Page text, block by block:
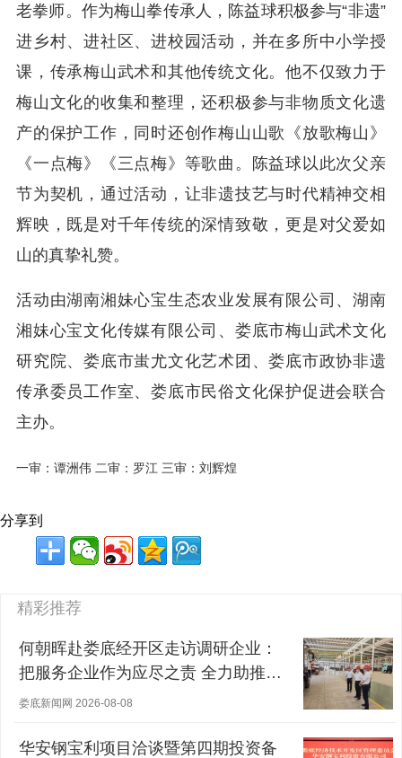
老拳师。作为梅山拳传承人，陈益球积极参与“非遗”
进乡村、进社区、进校园活动，并在多所中小学授
课，传承梅山武术和其他传统文化。他不仅致力于
梅山文化的收集和整理，还积极参与非物质文化遗
产的保护工作，同时还创作梅山山歌《放歌梅山》
《一点梅》《三点梅》等歌曲。陈益球以此次父亲
节为契机，通过活动，让非遗技艺与时代精神交相
辉映，既是对千年传统的深情致敬，更是对父爱如
山的真挚礼赞。
活动由湖南湘妹心宝生态农业发展有限公司、湖南
湘妹心宝文化传媒有限公司、娄底市梅山武术文化
研究院、娄底市蚩尤文化艺术团、娄底市政协非遗
传承委员工作室、娄底市民俗文化保护促进会联合
主办。
一审：谭洲伟 二审：罗江 三审：刘辉煌
分享到
精彩推荐
何朝晖赴娄底经开区走访调研企业：
把服务企业作为应尽之责 全力助推经
营主体稳健发展
娄底新闻网 2026-08-08
华安钢宝利项目洽谈暨第四期投资备